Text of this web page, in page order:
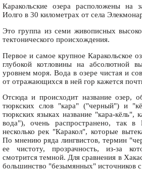
Каракольские озера расположены на
Иолго в 30 километрах от села
Это группа из семи живописных
тектонического происхождения.
Первое и самое крупное Каракольское
глубокой котловины на абсолютной
уровнем моря. Вода в озере чистая и
от отражающихся в ней гор кажется
Отсюда и происходит название озер,
тюркских слов "кара" ("черный") и
тюркских языках название "кара-кёль",
вода"), очень распространено, так в
несколько рек "Каракол", которые
По мнению ряда лингвистов, термин
ее чистоту, прозрачность, из-за
смотрится темной. Для сравнения в
большинство "безымянных" источников